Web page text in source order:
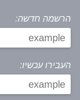
הרשמה חדשה:
העבירו עכשיו: